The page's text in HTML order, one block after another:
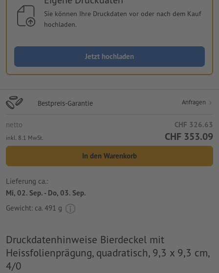
Sie können Ihre Druckdaten vor oder nach dem Kauf
hochladen.
Jetzt hochladen
Bestpreis-Garantie Anfragen
netto CHF 326.63
inkl. 8.1 MwSt. CHF 353.09
In den Warenkorb
Lieferung ca.:
Mi, 02. Sep. - Do, 03. Sep.
Gewicht: ca. 491 g
Druckdatenhinweise Bierdeckel mit
Heissfolienprägung, quadratisch, 9,3 x 9,3 cm,
4/0